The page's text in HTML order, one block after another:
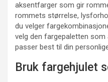
aksentfarger som gir
rommets størrelse,
du velger
velg den fargepaletten
passer best til din
Bruk fargehjulet